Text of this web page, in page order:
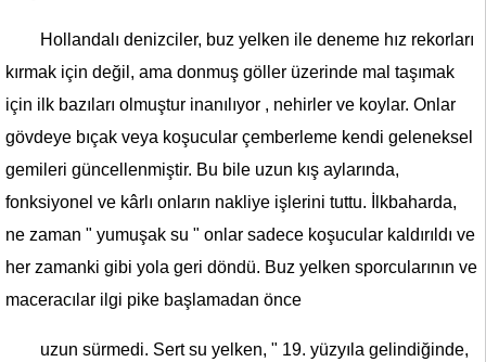
Hollandalı denizciler, buz yelken ile deneme hız rekorları
kırmak için değil, ama donmuş göller üzerinde mal taşımak
için ilk bazıları olmuştur inanılıyor , nehirler ve koylar. Onlar
gövdeye bıçak veya koşucular çemberleme kendi geleneksel
gemileri güncellenmiştir. Bu bile uzun kış aylarında,
fonksiyonel ve kârlı onların nakliye işlerini tuttu. İlkbaharda,
ne zaman " yumuşak su " onlar sadece koşucular kaldırıldı ve
her zamanki gibi yola geri döndü. Buz yelken sporcularının ve
maceracılar ilgi pike başlamadan önce
uzun sürmedi. Sert su yelken, " 19. yüzyıla gelindiğinde,